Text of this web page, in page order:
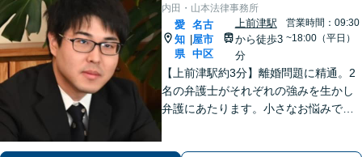
内田・山本法律事務所
愛
知
県
名古
屋市
中区
上前津駅
から徒歩3
分
営業時間：09:30
~18:00（平日）
【上前津駅約3分】離婚問題に精通。2
名の弁護士がそれぞれの強みを生かし
弁護にあたります。小さなお悩みで